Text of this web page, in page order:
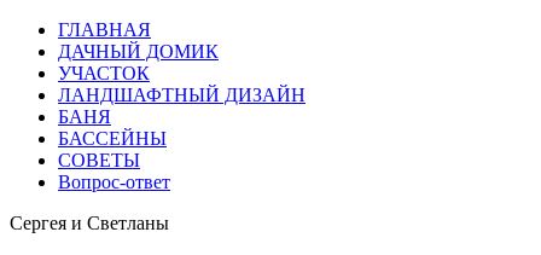
ГЛАВНАЯ
ДАЧНЫЙ ДОМИК
УЧАСТОК
ЛАНДШАФТНЫЙ ДИЗАЙН
БАНЯ
БАССЕЙНЫ
СОВЕТЫ
Вопрос-ответ
Сергея и Светланы